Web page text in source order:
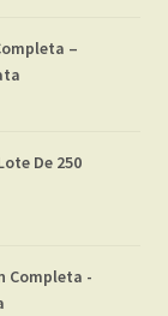
–
De 250
Completa -